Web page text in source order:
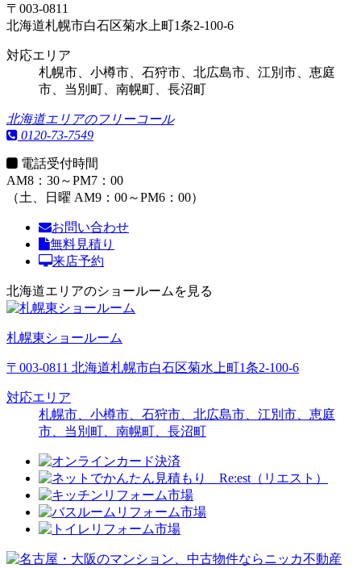
〒003-0811
北海道札幌市白石区菊水上町1条2-100-6
対応エリア
札幌市、小樽市、石狩市、北広島市、江別市、恵庭
市、当別町、南幌町、長沼町
北海道エリアのフリーコール
0120-73-7549
電話受付時間
AM8：30～PM7：00
（土、日曜 AM9：00～PM6：00）
お問い合わせ
無料見積り
来店予約
北海道エリアのショールームを見る
札幌東ショールーム
〒003-0811 北海道札幌市白石区菊水上町1条2-100-6
対応エリア
札幌市、小樽市、石狩市、北広島市、江別市、恵庭
市、当別町、南幌町、長沼町